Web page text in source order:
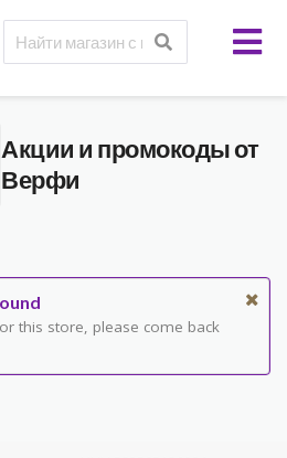
Акции и промокоды от
Верфи
this store, please come back